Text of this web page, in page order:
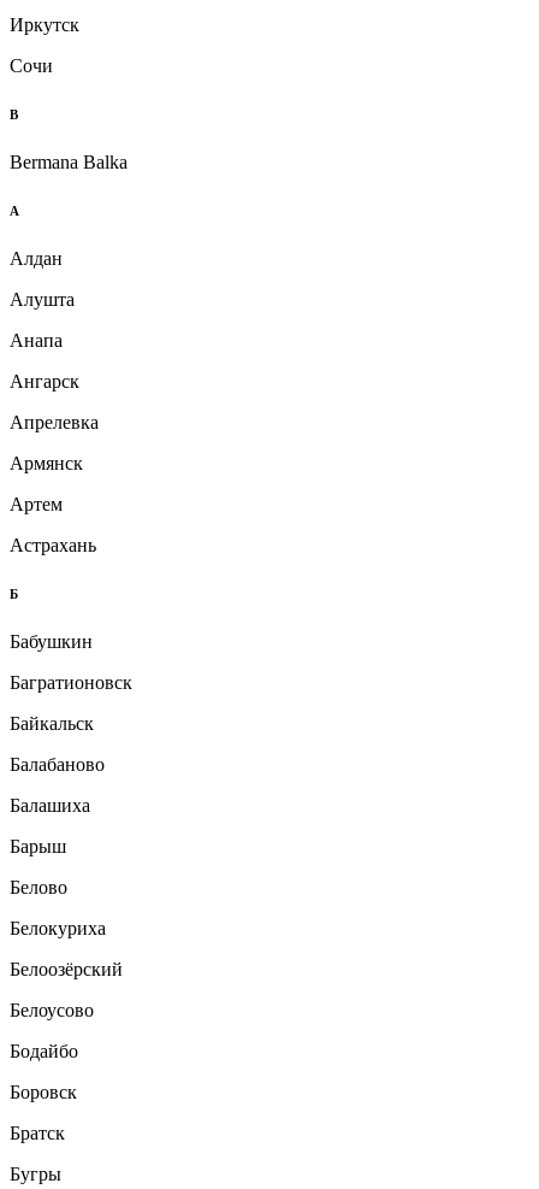
Иркутск
Сочи
B
Bermana Balka
А
Алдан
Алушта
Анапа
Ангарск
Апрелевка
Армянск
Артем
Астрахань
Б
Бабушкин
Багратионовск
Байкальск
Балабаново
Балашиха
Барыш
Белово
Белокуриха
Белоозёрский
Белоусово
Бодайбо
Боровск
Братск
Бугры